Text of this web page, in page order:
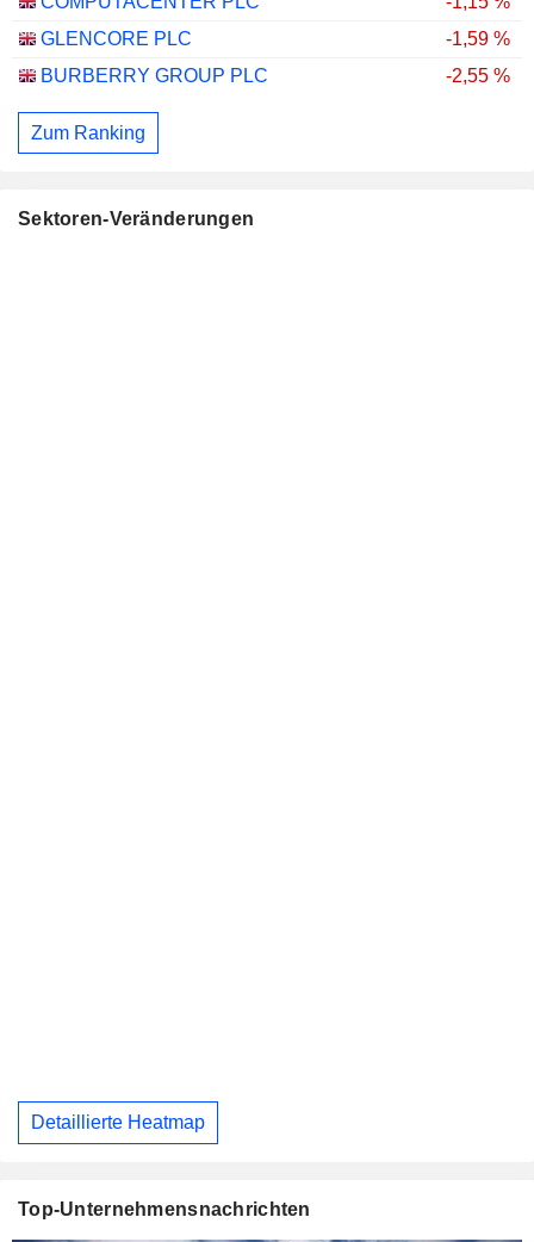
GLENCORE PLC
-1,59 %
BURBERRY GROUP PLC
-2,55 %
Zum Ranking
Sektoren-Veränderungen
Detaillierte Heatmap
Top-Unternehmensnachrichten